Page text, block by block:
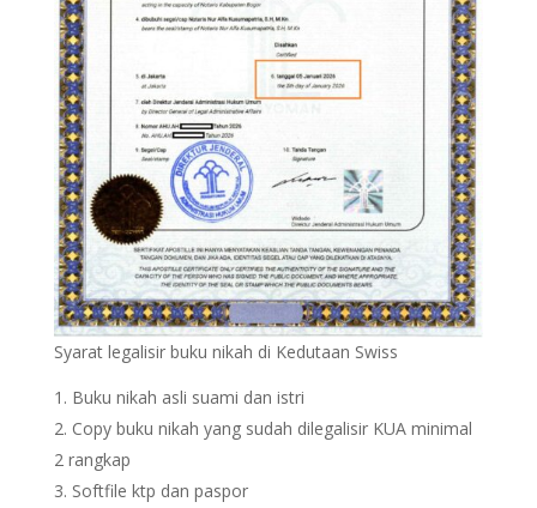
Syarat legalisir buku nikah di Kedutaan Swiss
Buku nikah asli suami dan istri
Copy buku nikah yang sudah dilegalisir KUA minimal
2 rangkap
Softfile ktp dan paspor